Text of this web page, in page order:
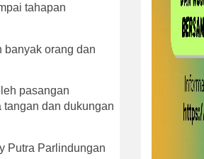
tahapan
banyak orang dan
pasangan
dan dukungan
Putra Parlindungan